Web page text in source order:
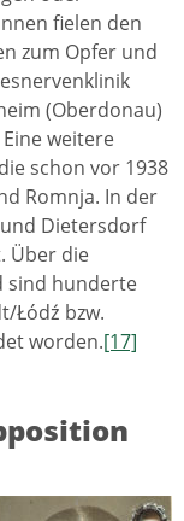
fielen den
zum Opfer und
(Oberdonau)
weitere
schon vor 1938
Romnja. In der
Dietersdorf
Über die
sind hunderte
Łódź bzw.
worden.[17]